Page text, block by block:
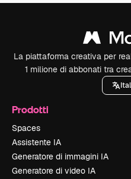
La piattaforma creativa per
1 milione di abbonati tra
Prodotti
Spaces
Assistente IA
Generatore di immagini IA
Generatore di video IA